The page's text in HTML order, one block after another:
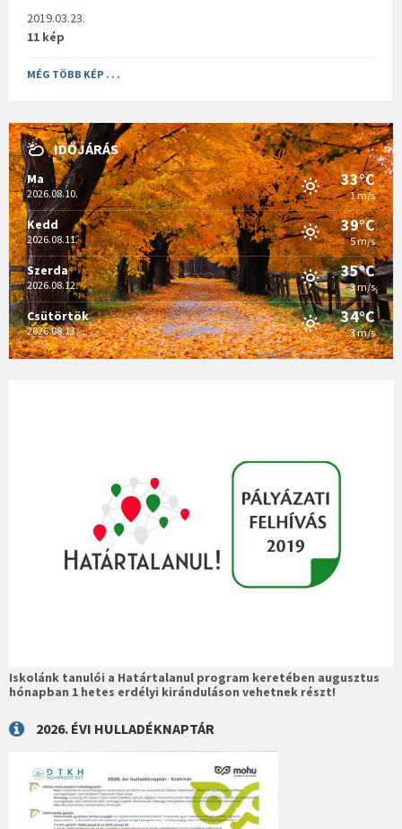
2019.03.23.
11 kép
MÉG TÖBB KÉP . . .
IDŐJÁRÁS
Ma
2026.08.10.
33°C
1 m/s
Kedd
2026.08.11.
39°C
5 m/s
Szerda
2026.08.12.
35°C
3 m/s
Csütörtök
2026.08.13.
34°C
3 m/s
Iskolánk tanulói a Határtalanul program keretében augusztus
hónapban 1 hetes erdélyi kiránduláson vehetnek részt!
2026. ÉVI HULLADÉKNAPTÁR